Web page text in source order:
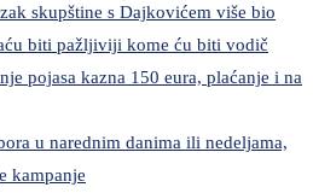
skupštine s Dajkovićem više bio
biti pažljiviji kome ću biti vodič
pojasa kazna 150 eura, plaćanje i na
u narednim danima ili nedeljama,
kampanje